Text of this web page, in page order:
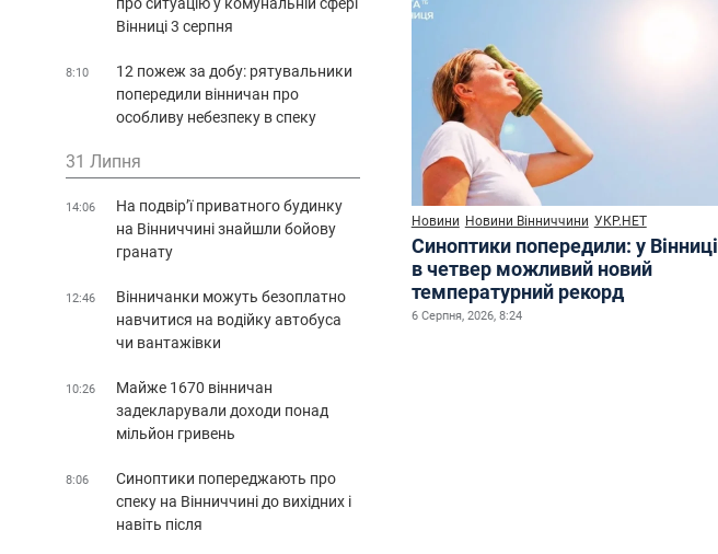
Новини Новини Вінниччини УКР.НЕТ
Синоптики попередили: у Вінниці
в четвер можливий новий
температурний рекорд
6 Серпня, 2026, 8:24
Вінниці 3 серпня
8:10
12 пожеж за добу: рятувальники
попередили вінничан про
особливу небезпеку в спеку
31 Липня
14:06
На подвір’ї приватного будинку
на Вінниччині знайшли бойову
гранату
12:46
Вінничанки можуть безоплатно
навчитися на водійку автобуса
чи вантажівки
10:26
Майже 1670 вінничан
задекларували доходи понад
мільйон гривень
8:06
Синоптики попереджають про
спеку на Вінниччині до вихідних і
навіть після